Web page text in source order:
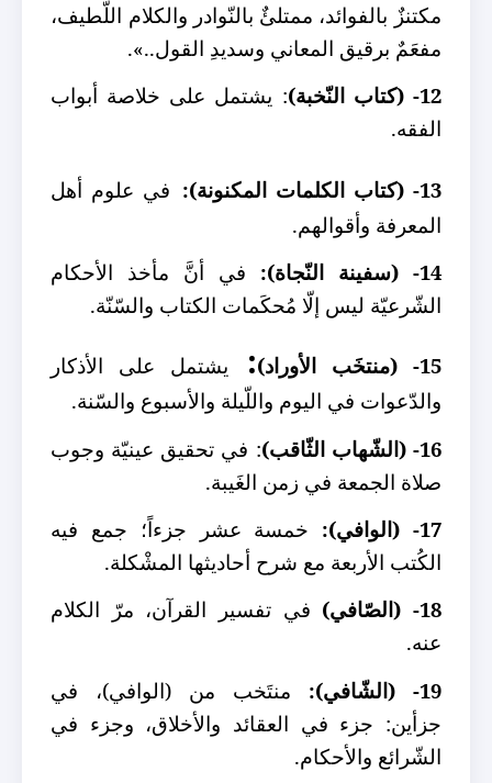
مكتنزٌ بالفوائد، ممتلئٌ بالنّوادر والكلام اللّطيف،
مفعَمٌ برقيق المعاني وسديدِ القول..».
12- (كتاب النّخبة)
: يشتمل على خلاصة أبواب
الفقه.
13- (كتاب الكلمات المكنونة):
في علوم أهل
المعرفة وأقوالهم.
14- (سفينة النّجاة):
في أنَّ مأخذ الأحكام
الشّرعيّة ليس إلّا مُحكَمات الكتاب والسّنّة.
15- (منتخَب الأوراد) :
يشتمل على الأذكار
والدّعوات في اليوم واللّيلة والأسبوع والسّنة.
16- (الشّهاب الثّاقب)
: في تحقيق عينيّة وجوب
صلاة الجمعة في زمن الغَيبة.
17- (الوافي):
خمسة عشر جزءاً؛ جمع فيه
الكُتب الأربعة مع شرح أحاديثها المشْكلة.
18- (الصّافي)
في تفسير القرآن، مرّ الكلام
عنه.
19- (الشّافي):
منتَخب من (الوافي)، في
جزأين: جزء في العقائد والأخلاق، وجزء في
الشّرائع والأحكام.